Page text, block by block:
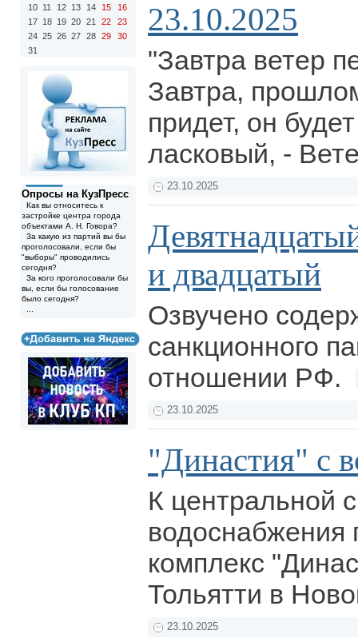
10 11 12 13 14 15
16
17 18 19 20 21 22
23
24 25 26 27 28 29
30
31
Опросы на КузПресс
Как вы относитесь к
застройке центра города
объектами А. Н. Говора?
За какую из партий вы бы
проголосовали, если бы
"выборы" проводились
сегодня?
За кого проголосовали бы
вы, если бы голосование
было сегодня?
23.10.2025
"Завтра ветер
Завтра,
придет, он
ласковый, -
23.10.2025
и двадцатый
Озвучено
санкционного
отношении РФ.
23.10.2025
"Династия" с
К центральной
комплекс
Тольятти в
23.10.2025